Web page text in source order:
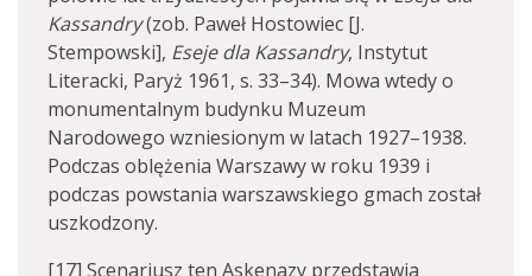
Kassandry(zob. Paweł Hostowiec [J.
Stempowski], Eseje dla Kassandry, Instytut
Literacki, Paryż 1961, s. 33–34). Mowa wtedy o
monumentalnym budynku Muzeum
Narodowego wzniesionym w latach 1927–1938.
Podczas oblężenia Warszawy w roku 1939 i
podczas powstania warszawskiego gmach został
uszkodzony.
[17] Scenariusz ten Askenazy przedstawia